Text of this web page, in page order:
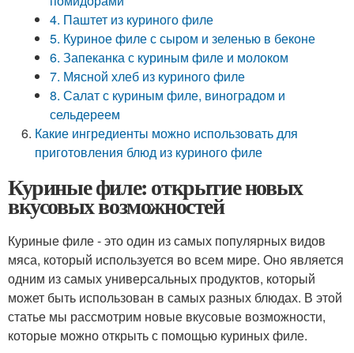
4. Паштет из куриного филе
5. Куриное филе с сыром и зеленью в беконе
6. Запеканка с куриным филе и молоком
7. Мясной хлеб из куриного филе
8. Салат с куриным филе, виноградом и
сельдереем
Какие ингредиенты можно использовать для
приготовления блюд из куриного филе
Куриные филе: открытие новых
вкусовых возможностей
Куриные филе - это один из самых популярных видов
мяса, который используется во всем мире. Оно является
одним из самых универсальных продуктов, который
может быть использован в самых разных блюдах. В этой
статье мы рассмотрим новые вкусовые возможности,
которые можно открыть с помощью куриных филе.